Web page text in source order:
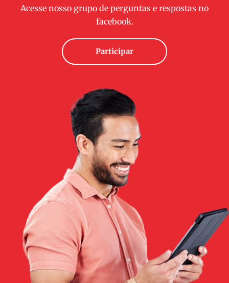
Acesse nosso grupo de perguntas e respostas no
facebook.
Participar